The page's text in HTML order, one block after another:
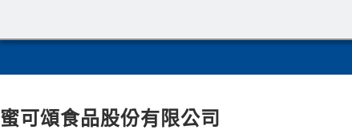
蜜可頌食品股份有限公司